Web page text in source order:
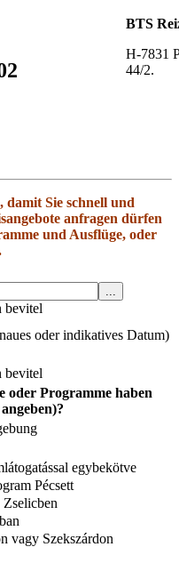
BTS
H-7831
44/2.
damit Sie schnell und
anfragen dürfen
und Ausflüge, oder
bevitel
oder indikatives Datum)
bevitel
oder Programme haben
egybekötve
Pécsett
vagy Szekszárdon